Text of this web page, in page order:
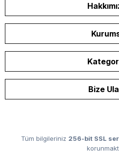
Bize
Tüm bilgileriniz 256-bit SSL